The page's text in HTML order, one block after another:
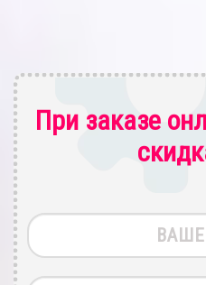
При заказе